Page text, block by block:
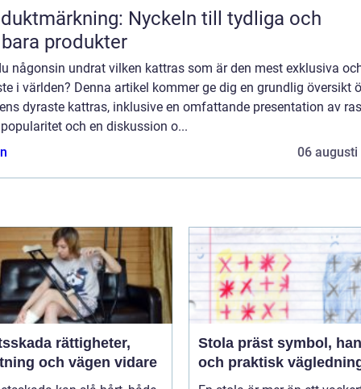
Nyckeln till tydliga och
produkter
någonsin undrat vilken kattras som är den mest exklusiva
i världen? Denna artikel kommer ge dig en grundlig översikt
dyraste kattras, inklusive en omfattande presentation av
och en diskussion o...
06 augusti
rättigheter,
och vägen vidare
Stola präst symbol, hantverk
och praktisk